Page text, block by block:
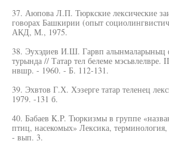
37. Аюпова Л.П. Тюркские лексические
говорах Башкирии (опыт
АКД, М., 1975.
38. Эухэдиев И.Ш. Гарвп алынмаларыныц
турында // Татар тел белеме
нвшр. - 1960. - Б. 112-131.
39. Эхвтов Г.Х. Хэзерге татар теленец
1979. -131 б.
40. Бабаев K.P. Тюркизмы в группе
птиц, насекомых» Лексика,
- вып. 3.